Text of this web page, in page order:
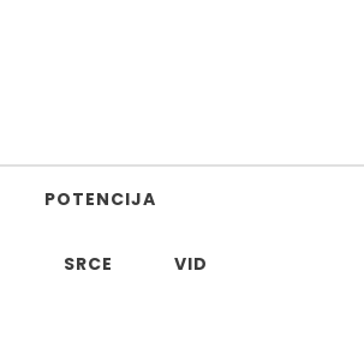
POTENCIJA
SRCE VID